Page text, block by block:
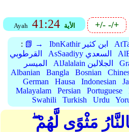
Ayah 41:24 الأية +/--/+
: 📗 → IbnKathir ابن كثير
القرطوبي
AsSaadiyy السعدي
الميسر
AlJalalain الجلالين
Albanian
Bangla Bosnian
German
Hausa Indonesian
Malayalam
Persian Portuguese
Swahili
Turkish Urdu
مَثْوًى لَّهُمْ